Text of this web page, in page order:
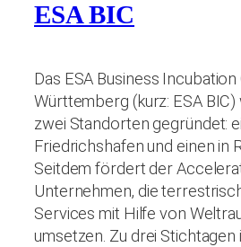
ESA BIC
Das ESA Business
Württemberg (kurz: ESA
zwei Standorten gegründet:
Friedrichshafen und einen in
Seitdem fördert der
Unternehmen, die
Services mit Hilfe von
umsetzen. Zu drei